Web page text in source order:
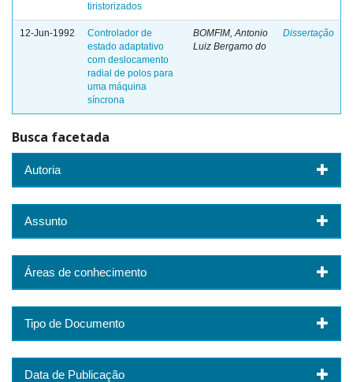
tiristorizados
12-Jun-1992
Controlador de
estado adaptativo
com deslocamento
radial de polos para
uma máquina
síncrona
BOMFIM, Antonio
Luiz Bergamo do
Dissertação
Busca facetada
Autoria
Assunto
Áreas de conhecimento
Tipo de Documento
Data de Publicação